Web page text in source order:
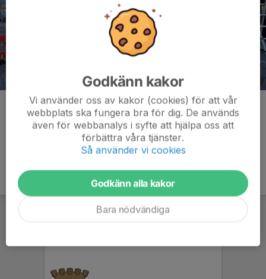
Kommentarer
Godkänn kakor
Vi använder oss av kakor (cookies) för att vår
webbplats ska fungera bra för dig. De används
även för webbanalys i syfte att hjälpa oss att
förbättra våra tjänster.
Så använder vi cookies
Godkänn alla kakor
Bara nödvändiga